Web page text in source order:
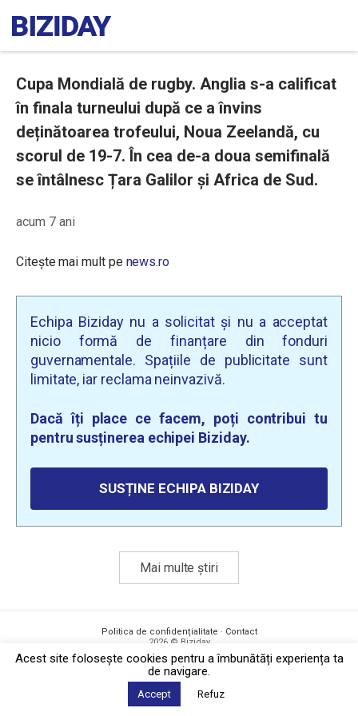
Cupa Mondială de rugby. Anglia s-a calificat
în finala turneului după ce a învins
deținătoarea trofeului, Noua Zeelandă, cu
scorul de 19-7. În cea de-a doua semifinală
se întâlnesc Țara Galilor și Africa de Sud.
acum 7 ani
Citește mai mult pe news.ro
Echipa Biziday nu a solicitat și nu a acceptat
nicio formă de finanțare din fonduri
guvernamentale. Spațiile de publicitate sunt
limitate, iar reclama neinvazivă.
Dacă îți place ce facem, poți contribui tu
pentru susținerea echipei Biziday.
SUSȚINE ECHIPA BIZIDAY
Mai multe știri
Politica de confidențialitate · Contact
2026 © Biziday
Acest site foloseşte cookies pentru a îmbunătăți experiența ta
de navigare.
Accept Refuz